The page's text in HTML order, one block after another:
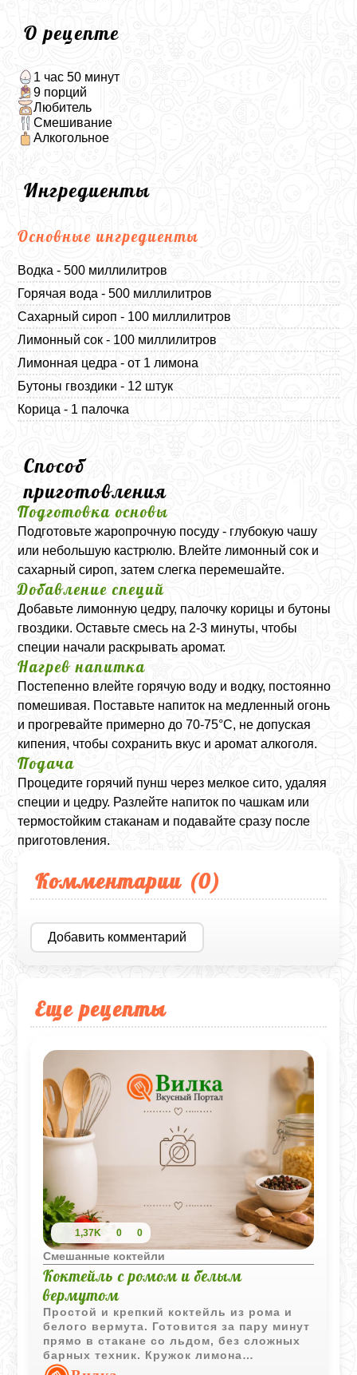
О рецепте
1 час 50 минут
9 порций
Любитель
Смешивание
Алкогольное
Ингредиенты
Основные ингредиенты
Водка - 500 миллилитров
Горячая вода - 500 миллилитров
Сахарный сироп - 100 миллилитров
Лимонный сок - 100 миллилитров
Лимонная цедра - от 1 лимона
Бутоны гвоздики - 12 штук
Корица - 1 палочка
Способ
приготовления
Подготовка основы
Подготовьте жаропрочную посуду - глубокую чашу
или небольшую кастрюлю. Влейте лимонный сок и
сахарный сироп, затем слегка перемешайте.
Добавление специй
Добавьте лимонную цедру, палочку корицы и бутоны
гвоздики. Оставьте смесь на 2-3 минуты, чтобы
специи начали раскрывать аромат.
Нагрев напитка
Постепенно влейте горячую воду и водку, постоянно
помешивая. Поставьте напиток на медленный огонь
и прогревайте примерно до 70-75°C, не допуская
кипения, чтобы сохранить вкус и аромат алкоголя.
Подача
Процедите горячий пунш через мелкое сито, удаляя
специи и цедру. Разлейте напиток по чашкам или
термостойким стаканам и подавайте сразу после
приготовления.
Комментарии (0)
Добавить комментарий
Еще рецепты
1,37K 0 0
Смешанные коктейли
Коктейль с ромом и белым
вермутом
Простой и крепкий коктейль из рома и
белого вермута. Готовится за пару минут
прямо в стакане со льдом, без сложных
барных техник. Кружок лимона
добавляет легкую цитрусовую свежесть,